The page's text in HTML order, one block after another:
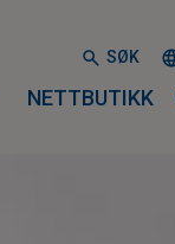
SØK
NETTBUTIKK